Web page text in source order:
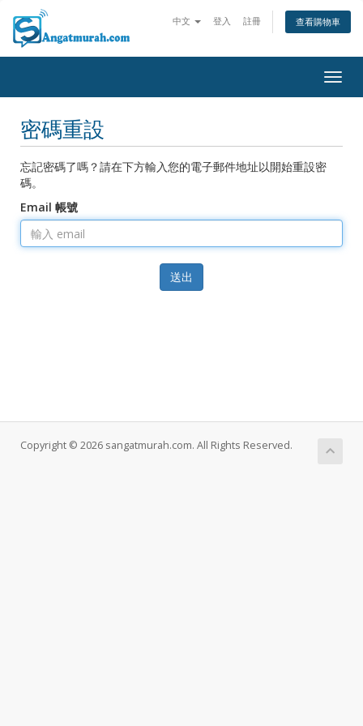
中文 登入 註冊 查看購物車
密碼重設
忘記密碼了嗎？請在下方輸入您的電子郵件地址以開始重設密
碼。
Email 帳號
送出
Copyright © 2026 sangatmurah.com. All Rights Reserved.